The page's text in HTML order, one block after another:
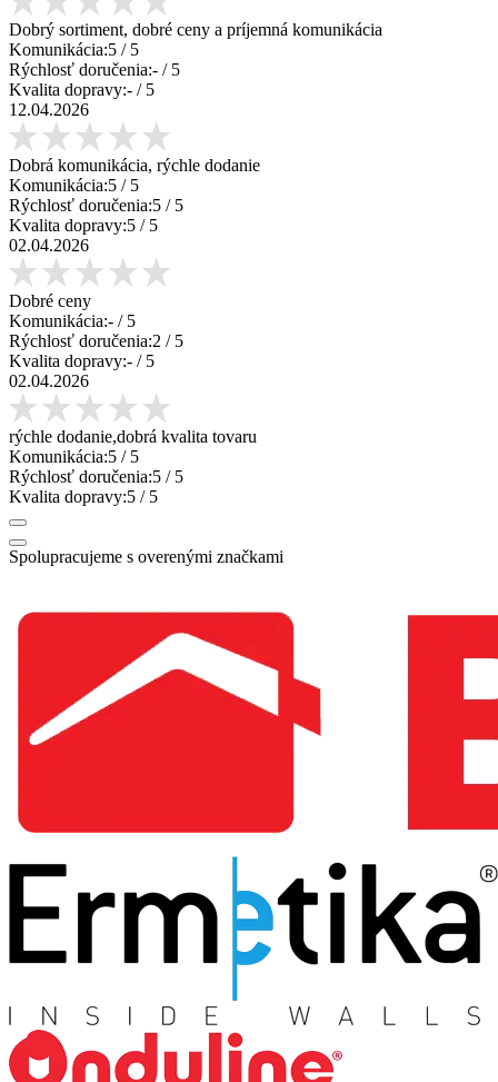
Dobrý sortiment, dobré ceny a príjemná komunikácia
Komunikácia:5 / 5
Rýchlosť doručenia:- / 5
Kvalita dopravy:- / 5
12.04.2026
Dobrá komunikácia, rýchle dodanie
Komunikácia:5 / 5
Rýchlosť doručenia:5 / 5
Kvalita dopravy:5 / 5
02.04.2026
Dobré ceny
Komunikácia:- / 5
Rýchlosť doručenia:2 / 5
Kvalita dopravy:- / 5
02.04.2026
rýchle dodanie,dobrá kvalita tovaru
Komunikácia:5 / 5
Rýchlosť doručenia:5 / 5
Kvalita dopravy:5 / 5
Spolupracujeme s overenými značkami